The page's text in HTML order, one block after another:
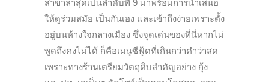
สาขาล่าสุดเป็นลำดับที่ 9 มาพร้อมการนำเสนอ
ให้ดูร่วมสมัย เป็นกันเอง และเข้าถึงง่ายเพราะตั้ง
อยู่บนห้างใจกลางเมือง ซึ่งจุดเด่นของที่นี่หากไม่
พูดถึงคงไม่ได้ ก็คือเมนูซีฟู้ดที่เกินกว่าคำว่าสด
เพราะทางร้านเตรียมวัตถุดิบสำคัญอย่าง กุ้ง